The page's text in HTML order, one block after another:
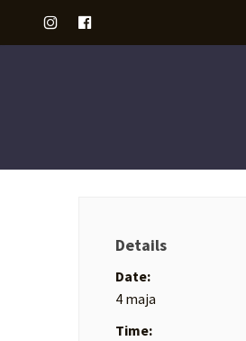
Details
Date:
4 maja
Time: